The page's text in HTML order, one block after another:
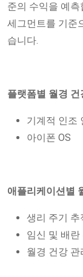
준의 수익을 예
세그먼트를 기준
습니다.
플랫폼별 월경 건
기계적 인조
아이폰 OS
애플리케이션별
생리 주기 추
임신 및 배란
월경 건강 관